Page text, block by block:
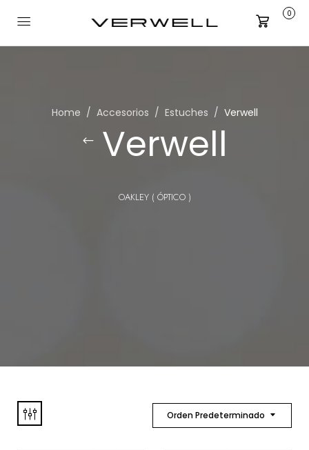
Carrito
0
Home Accesorios Estuches Verwell
Verwell
OAKLEY ( ÓPTICO )
Orden Predeterminado